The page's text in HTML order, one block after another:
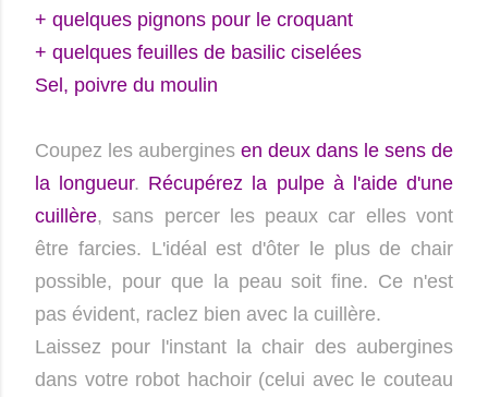
+ quelques pignons pour le croquant
+ quelques feuilles de basilic ciselées
Sel, poivre du moulin
Coupez les aubergines en deux dans le sens de
la longueur. Récupérez la pulpe à l'aide d'une
cuillère, sans percer les peaux car elles vont
être farcies. L'idéal est d'ôter le plus de chair
possible, pour que la peau soit fine. Ce n'est
pas évident, raclez bien avec la cuillère.
Laissez pour l'instant la chair des aubergines
dans votre robot hachoir (celui avec le couteau